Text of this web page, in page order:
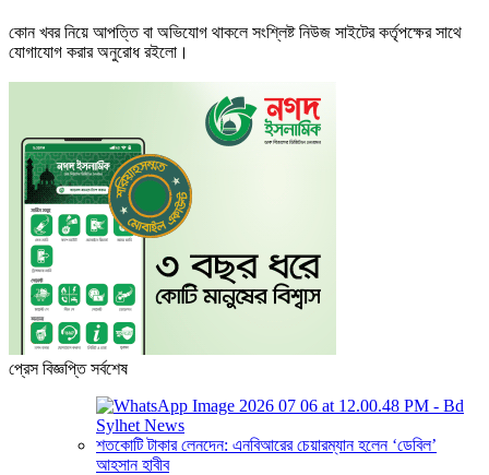
কোন খবর নিয়ে আপত্তি বা অভিযোগ থাকলে সংশ্লিষ্ট নিউজ সাইটের কর্তৃপক্ষের সাথে
যোগাযোগ করার অনুরোধ রইলো।
প্রেস বিজ্ঞপ্তি সর্বশেষ
শতকোটি টাকার লেনদেন: এনবিআরের চেয়ারম্যান হলেন ‘ডেবিল’
আহসান হাবীব